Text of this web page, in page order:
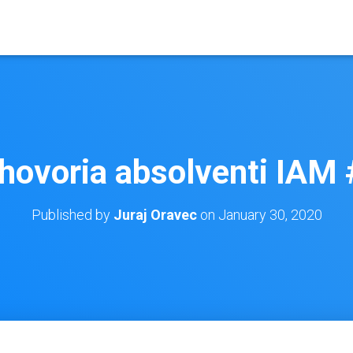
absolventi IAM
Published by Juraj Oravecon January 30, 2020